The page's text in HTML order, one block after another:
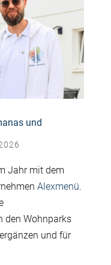
und
Jahr mit dem
Alexmenü.
den Wohnparks
und für